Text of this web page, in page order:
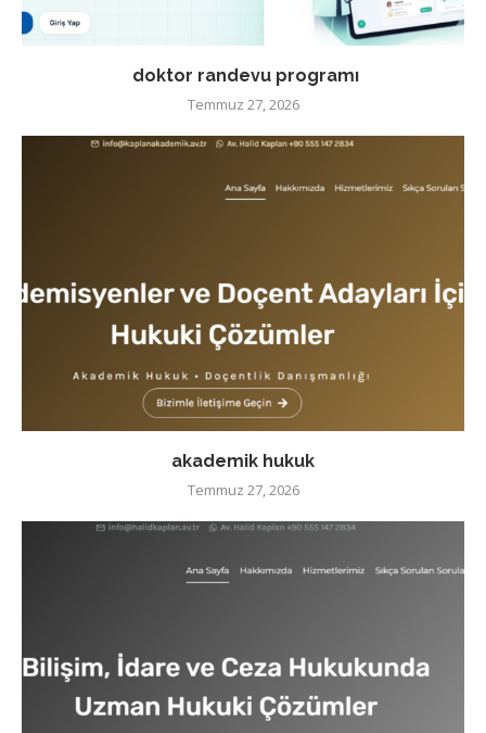
doktor randevu programı
Temmuz 27, 2026
akademik hukuk
Temmuz 27, 2026